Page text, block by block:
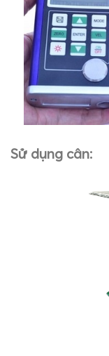
Sử dụng cân: